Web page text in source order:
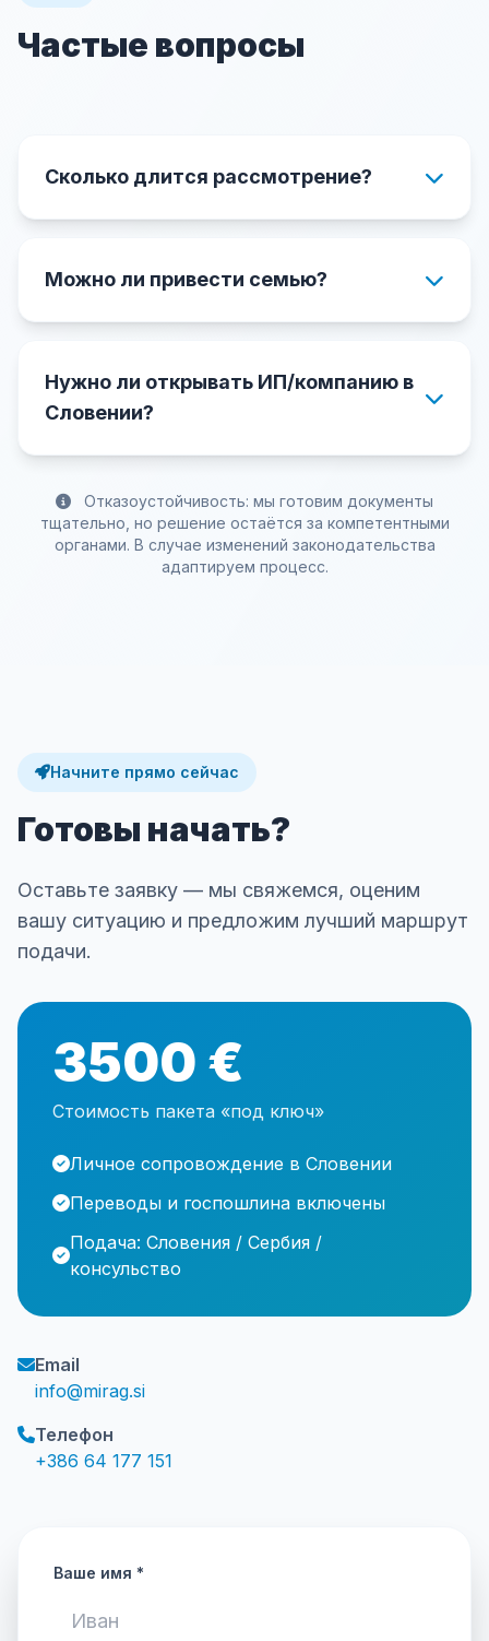
Частые вопросы
Сколько длится рассмотрение?
Можно ли привести семью?
Нужно ли открывать ИП/компанию в
Словении?
Отказоустойчивость: мы готовим документы
тщательно, но решение остаётся за компетентными
органами. В случае изменений законодательства
адаптируем процесс.
Начните прямо сейчас
Готовы начать?
Оставьте заявку — мы свяжемся, оценим
вашу ситуацию и предложим лучший маршрут
подачи.
3500 €
Стоимость пакета «под ключ»
Личное сопровождение в Словении
Переводы и госпошлина включены
Подача: Словения / Сербия /
консульство
Email
info@mirag.si
Телефон
+386 64 177 151
Ваше имя *